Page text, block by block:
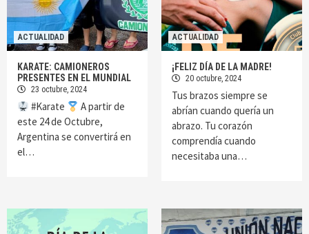
ACTUALIDAD
KARATE: CAMIONEROS
PRESENTES EN EL MUNDIAL
23 octubre, 2024
#Karate
A partir de
este 24 de Octubre,
Argentina se convertirá en
el…
ACTUALIDAD
¡FELIZ DÍA DE LA MADRE!
20 octubre, 2024
Tus brazos siempre se
abrían cuando quería un
abrazo. Tu corazón
comprendía cuando
necesitaba una…